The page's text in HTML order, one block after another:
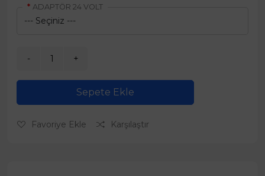
ADAPTÖR 24 VOLT
Sepete Ekle
Favoriye Ekle Karşılaştır